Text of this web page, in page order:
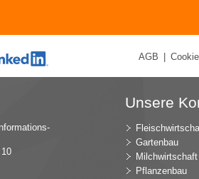
AGB
Unsere
Gartenbau
Milchwirtschaft
Pflanzenbau